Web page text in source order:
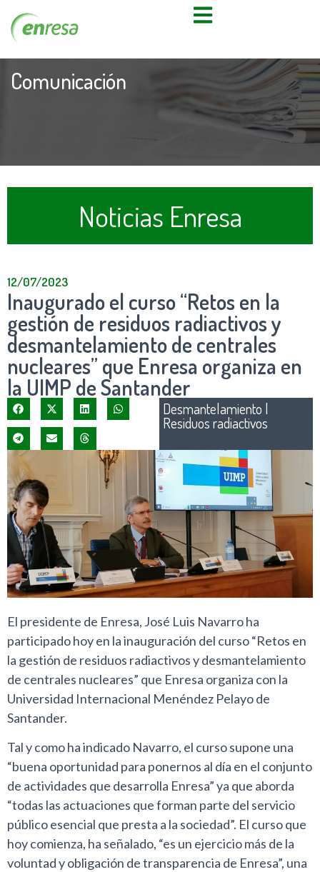
Comunicación
Noticias Enresa
12/07/2023
Inaugurado el curso “Retos en la
gestión de residuos radiactivos y
desmantelamiento de centrales
nucleares” que Enresa organiza en
la UIMP de Santander
Desmantelamiento |
Residuos radiactivos
El presidente de Enresa, José Luis Navarro ha
participado hoy en la inauguración del curso “Retos en
la gestión de residuos radiactivos y desmantelamiento
de centrales nucleares” que Enresa organiza con la
Universidad Internacional Menéndez Pelayo de
Santander.
Tal y como ha indicado Navarro, el curso supone una
“buena oportunidad para ponernos al día en el conjunto
de actividades que desarrolla Enresa” ya que aborda
“todas las actuaciones que forman parte del servicio
público esencial que presta a la sociedad”. El curso que
hoy comienza, ha señalado, “es un ejercicio más de la
voluntad y obligación de transparencia de Enresa”, una